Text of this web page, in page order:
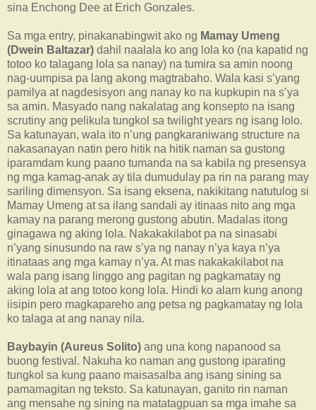
sina Enchong Dee at Erich Gonzales.
Sa mga entry, pinakanabingwit ako ng Mamay Umeng
(Dwein Baltazar) dahil naalala ko ang lola ko (na kapatid ng
totoo ko talagang lola sa nanay) na tumira sa amin noong
nag-uumpisa pa lang akong magtrabaho. Wala kasi s’yang
pamilya at nagdesisyon ang nanay ko na kupkupin na s’ya
sa amin. Masyado nang nakalatag ang konsepto na isang
scrutiny ang pelikula tungkol sa twilight years ng isang lolo.
Sa katunayan, wala ito n’ung pangkaraniwang structure na
nakasanayan natin pero hitik na hitik naman sa gustong
iparamdam kung paano tumanda na sa kabila ng presensya
ng mga kamag-anak ay tila dumudulay pa rin na parang may
sariling dimensyon. Sa isang eksena, nakikitang natutulog si
Mamay Umeng at sa ilang sandali ay itinaas nito ang mga
kamay na parang merong gustong abutin. Madalas itong
ginagawa ng aking lola. Nakakakilabot pa na sinasabi
n’yang sinusundo na raw s’ya ng nanay n’ya kaya n’ya
itinataas ang mga kamay n’ya. At mas nakakakilabot na
wala pang isang linggo ang pagitan ng pagkamatay ng
aking lola at ang totoo kong lola. Hindi ko alam kung anong
iisipin pero magkapareho ang petsa ng pagkamatay ng lola
ko talaga at ang nanay nila.
Baybayin (Aureus Solito) ang una kong napanood sa
buong festival. Nakuha ko naman ang gustong iparating
tungkol sa kung paano maisasalba ang isang sining sa
pamamagitan ng teksto. Sa katunayan, ganito rin naman
ang mensahe ng sining na matatagpuan sa mga imahe sa